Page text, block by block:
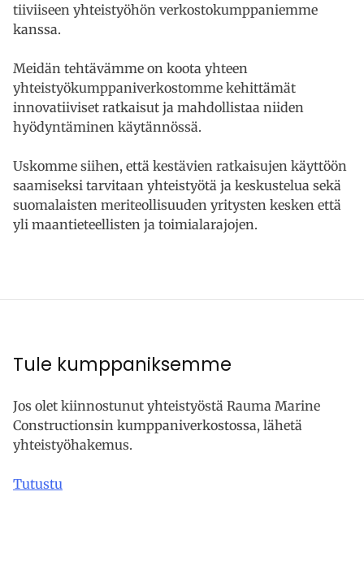
tiiviiseen yhteistyöhön verkostokumppaniemme
kanssa.
Meidän tehtävämme on koota yhteen
yhteistyökumppaniverkostomme kehittämät
innovatiiviset ratkaisut ja mahdollistaa niiden
hyödyntäminen käytännössä.
Uskomme siihen, että kestävien ratkaisujen käyttöön
saamiseksi tarvitaan yhteistyötä ja keskustelua sekä
suomalaisten meriteollisuuden yritysten kesken että
yli maantieteellisten ja toimialarajojen.
Tule kumppaniksemme
Jos olet kiinnostunut yhteistyöstä Rauma Marine
Constructionsin kumppaniverkostossa, lähetä
yhteistyöhakemus.
Tutustu